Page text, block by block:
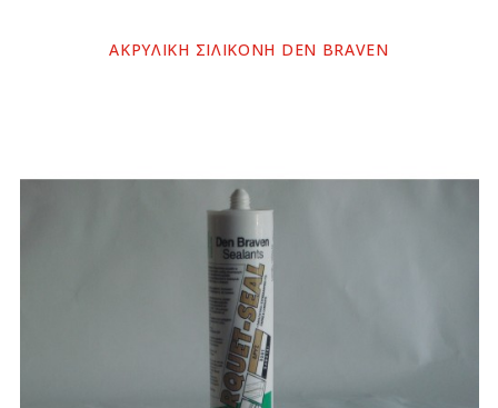
ΑΚΡΥΛΙΚΗ ΣΙΛΙΚΟΝΗ DEN BRAVEN